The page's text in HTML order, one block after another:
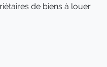
de biens à louer